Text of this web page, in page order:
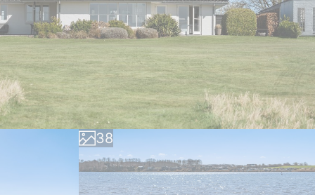
0
1
2
3
4
5
6
0
1
2
3
4
5
6
7
8
9